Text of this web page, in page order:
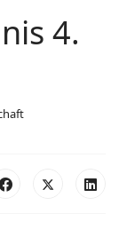
4.